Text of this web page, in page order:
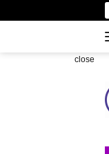
to
close